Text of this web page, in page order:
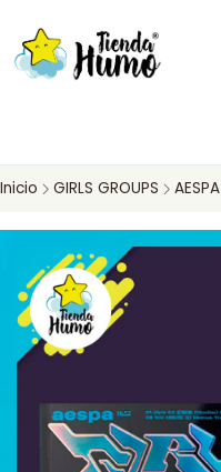
Inicio GIRLS GROUPS AESPA